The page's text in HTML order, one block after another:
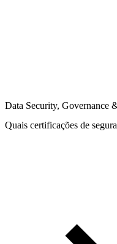
Data Security, Governance
Quais certificações de